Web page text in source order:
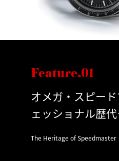
Feature.01
オメガ・スピー
ェッショナル歴
The Heritage of Speedmaster